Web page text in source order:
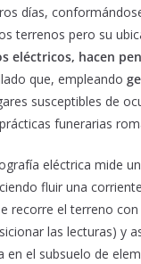
días,
terrenos pero su
eléctricos, hacen
que, empleando
susceptibles de
funerarias
eléctrica mide
fluir una
recorre el terreno
las lecturas) y
el subsuelo de